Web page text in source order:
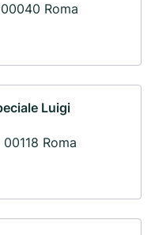
Roma
Luigi
Roma